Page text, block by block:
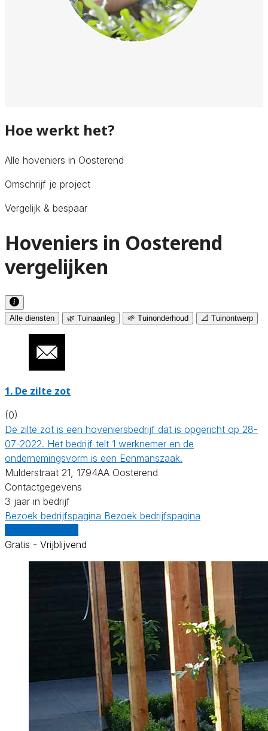
Hoe werkt het?
Alle hoveniers in Oosterend
Omschrijf je project
Vergelijk & bespaar
Hoveniers in Oosterend
vergelijken
Alle diensten 🌿 Tuinaanleg 🌱 Tuinonderhoud 📐 Tuinontwerp
1. De zilte zot
(0)
De zilte zot is een hoveniersbedrijf dat is opgericht op 28-
07-2022. Het bedrijf telt 1 werknemer en de
ondernemingsvorm is een Eenmanszaak.
Mulderstraat 21, 1794AA Oosterend
Contactgegevens
3 jaar in bedrijf
Bezoek bedrijfspagina Bezoek bedrijfspagina
Gratis - Vrijblijvend